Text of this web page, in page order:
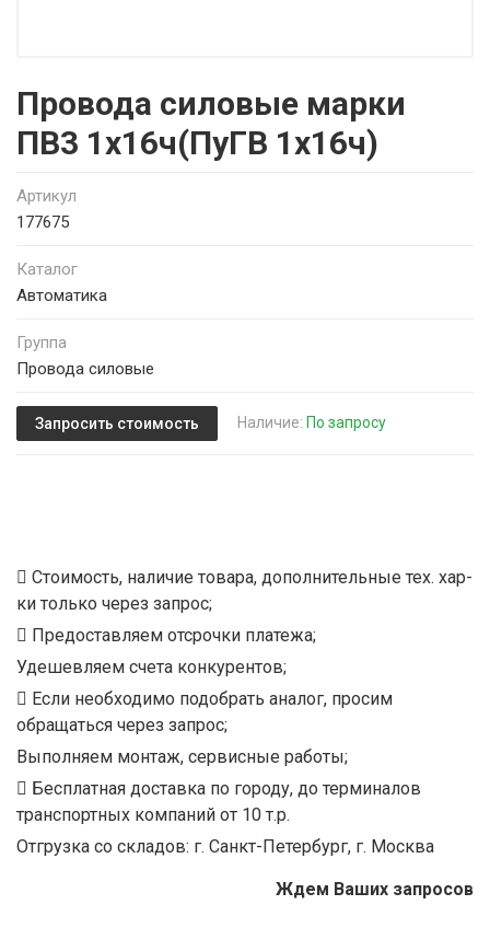
Провода силовые марки
ПВ3 1х16ч(ПуГВ 1х16ч)
Артикул
177675
Каталог
Автоматика
Группа
Провода силовые
Запросить стоимость Наличие: По запросу
Стоимость, наличие товара, дополнительные тех. хар-
ки только через запрос;
Предоставляем отсрочки платежа;
Удешевляем счета конкурентов;
Если необходимо подобрать аналог, просим
обращаться через запрос;
Выполняем монтаж, сервисные работы;
Бесплатная доставка по городу, до терминалов
транспортных компаний от 10 т.р.
Отгрузка со складов: г. Санкт-Петербург, г. Москва
Ждем Ваших запросов